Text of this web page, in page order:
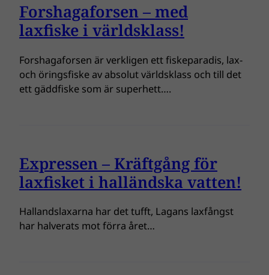
Forshagaforsen – med
laxfiske i världsklass!
Forshagaforsen är verkligen ett fiskeparadis, lax-
och öringsfiske av absolut världsklass och till det
ett gäddfiske som är superhett….
Expressen – Kräftgång för
laxfisket i halländska vatten!
Hallandslaxarna har det tufft, Lagans laxfångst
har halverats mot förra året…